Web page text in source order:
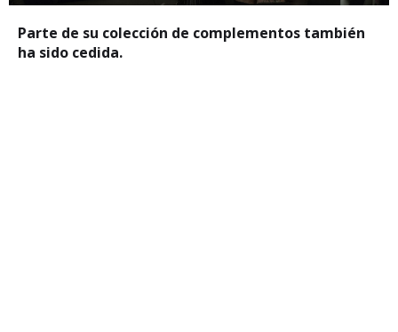
Parte de su colección de complementos también
ha sido cedida.